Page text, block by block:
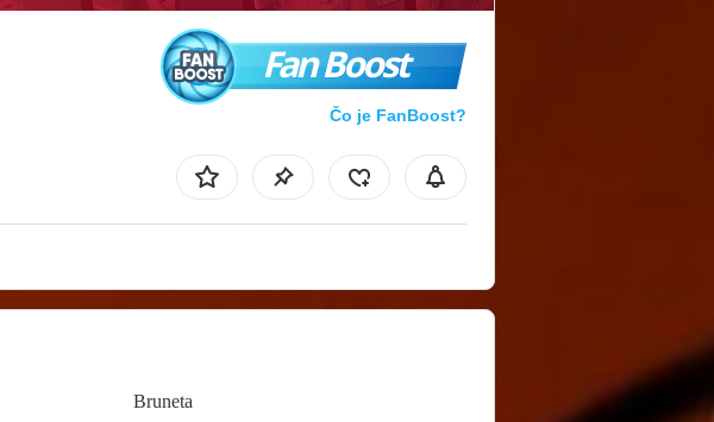
Fan Boost
Čo je FanBoost?
Bruneta